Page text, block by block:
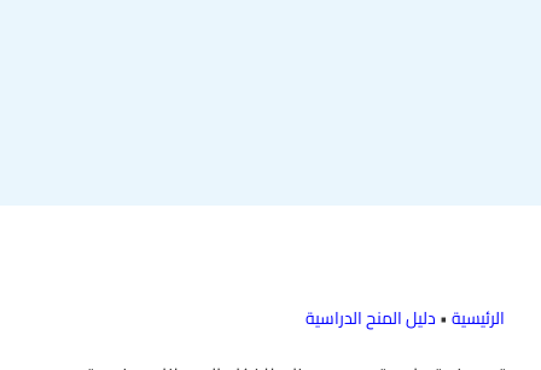
الرئيسية•دليل المنح الدراسية